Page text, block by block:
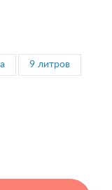
9 литров